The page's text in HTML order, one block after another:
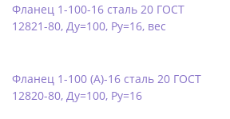
Фланец 1-100-16 сталь 20 ГОСТ
12821-80, Ду=100, Ру=16, вес
Фланец 1-100 (А)-16 сталь 20 ГОСТ
12820-80, Ду=100, Ру=16